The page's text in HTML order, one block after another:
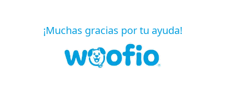
¡Muchas gracias por tu ayuda!